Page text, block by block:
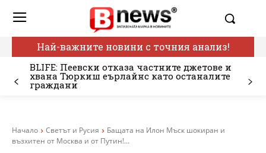
Най-важните новини с точния анализ!
BLIFE: Пеевски отказа частните джетове и
хвана Тюркиш еърлайнс като останалите
граждани
Начало Светът и Русия
Бащата на Илон Мъск шокиран и
възхитен от Москва и от Путин!...